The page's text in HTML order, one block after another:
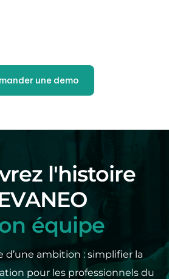
une demo
l'histoire
équipe
d’une ambition : simplifier la
pour les professionnels du